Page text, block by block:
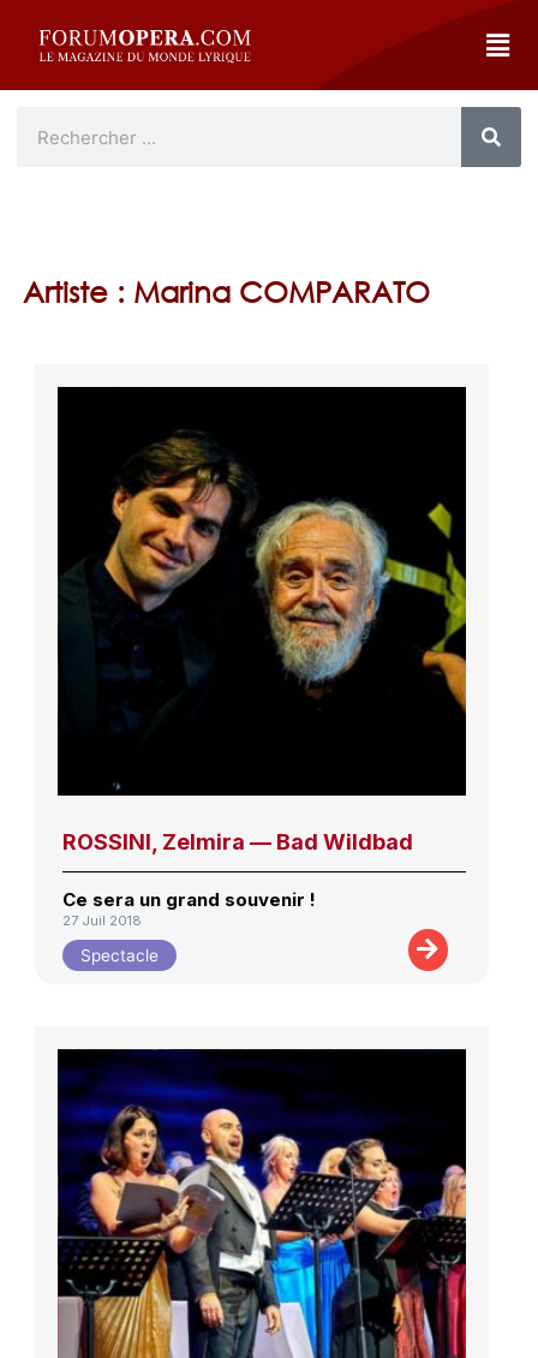
Artiste : Marina COMPARATO
ROSSINI, Zelmira — Bad Wildbad
Ce sera un grand souvenir !
27 Juil 2018
Spectacle